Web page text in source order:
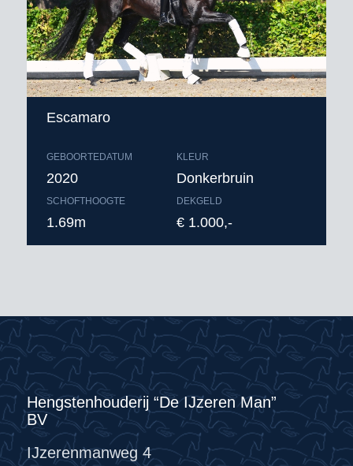
Escamaro
GEBOORTEDATUM
2020
SCHOFTHOOGTE
1.69m
KLEUR
Donkerbruin
DEKGELD
€ 1.000,-
Hengstenhouderij “De IJzeren Man”
BV
IJzerenmanweg 4